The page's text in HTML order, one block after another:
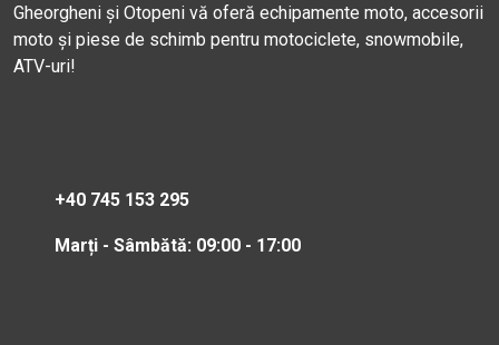
Gheorgheni și Otopeni vă oferă echipamente moto, accesorii
moto și piese de schimb pentru motociclete, snowmobile,
ATV-uri!
+40 745 153 295
Marți - Sâmbătă: 09:00 - 17:00